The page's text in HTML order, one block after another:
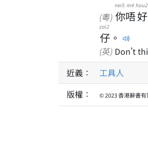
(粵) 你
nei5
唔
m4
好
hou2
仔
zai2
。
(英) Don't
近義：
工具人
版權：
© 2023 香港辭書有